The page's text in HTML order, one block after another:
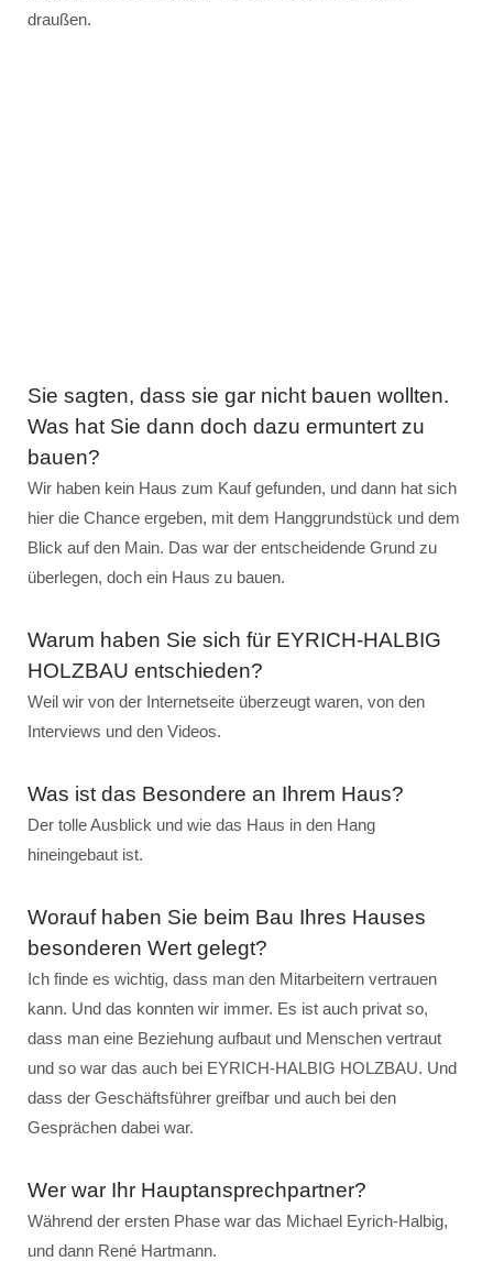
draußen.
Sie sagten, dass sie gar nicht bauen wollten.
Was hat Sie dann doch dazu ermuntert zu
bauen?
Wir haben kein Haus zum Kauf gefunden, und dann hat sich
hier die Chance ergeben, mit dem Hanggrundstück und dem
Blick auf den Main. Das war der entscheidende Grund zu
überlegen, doch ein Haus zu bauen.
Warum haben Sie sich für EYRICH-HALBIG
HOLZBAU entschieden?
Weil wir von der Internetseite überzeugt waren, von den
Interviews und den Videos.
Was ist das Besondere an Ihrem Haus?
Der tolle Ausblick und wie das Haus in den Hang
hineingebaut ist.
Worauf haben Sie beim Bau Ihres Hauses
besonderen Wert gelegt?
Ich finde es wichtig, dass man den Mitarbeitern vertrauen
kann. Und das konnten wir immer. Es ist auch privat so,
dass man eine Beziehung aufbaut und Menschen vertraut
und so war das auch bei EYRICH-HALBIG HOLZBAU. Und
dass der Geschäftsführer greifbar und auch bei den
Gesprächen dabei war.
Wer war Ihr Hauptansprechpartner?
Während der ersten Phase war das Michael Eyrich-Halbig,
und dann René Hartmann.